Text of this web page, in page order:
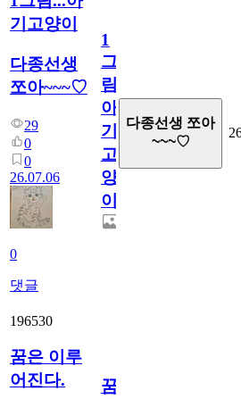
기고양이
다종선생
쪼아~~~♡
29
0
0
26.07.06
0
댓글
1
그
림...
아
기
고
양
이
다종선생 쪼아
~~~♡
196530
꿈은 이루
어진다.
꿈